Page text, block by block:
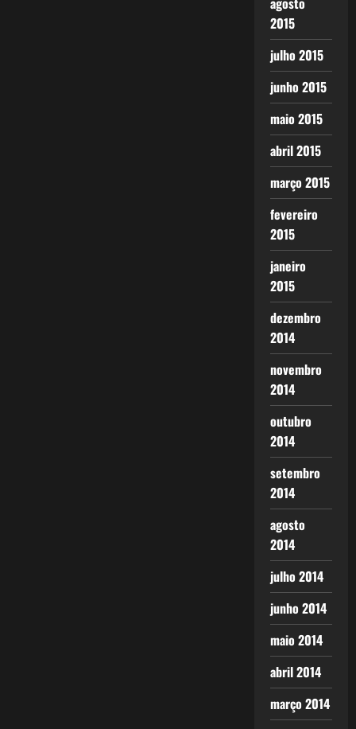
2015
julho 2015
junho 2015
maio 2015
abril 2015
março 2015
fevereiro
2015
janeiro
2015
dezembro
2014
novembro
2014
outubro
2014
setembro
2014
agosto
2014
julho 2014
junho 2014
maio 2014
abril 2014
março 2014